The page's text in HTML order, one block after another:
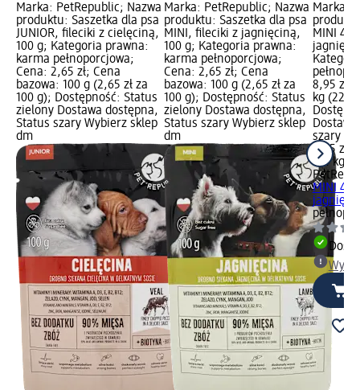
Marka: PetRepublic; Nazwa
produktu: Saszetka dla psa
JUNIOR, fileciki z cielęciną,
100 g; Kategoria prawna:
karma pełnoporcjowa;
Cena: 2,65 zł; Cena
bazowa: 100 g (2,65 zł za
100 g); Dostępność: Status
zielony Dostawa dostępna,
Status szary Wybierz sklep
dm
Marka: PetRepublic; Nazwa
produktu: Saszetka dla psa
MINI, fileciki z jagnięciną,
100 g; Kategoria prawna:
karma pełnoporcjowa;
Cena: 2,65 zł; Cena
bazowa: 100 g (2,65 zł za
100 g); Dostępność: Status
zielony Dostawa dostępna,
Status szary Wybierz sklep
dm
Marka:
MINI
8,95 zł;
kg
szary
8,95 zł
0,4 kg
MINI